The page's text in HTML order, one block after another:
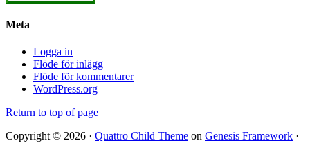
Meta
Logga in
Flöde för inlägg
Flöde för kommentarer
WordPress.org
Return to top of page
Copyright © 2026 · Quattro Child Theme on Genesis Framework ·